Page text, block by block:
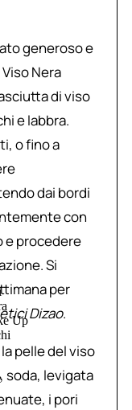
Up
generoso e
Nera
di viso
e labbra.
o fino a
dai bordi
con
e procedere
Si
per
Dizao.
pelle del viso
soda, levigata
i pori